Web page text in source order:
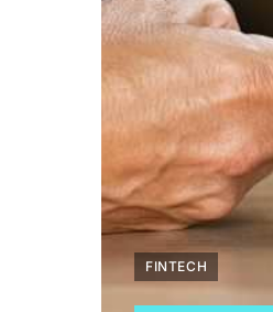
FINTECH